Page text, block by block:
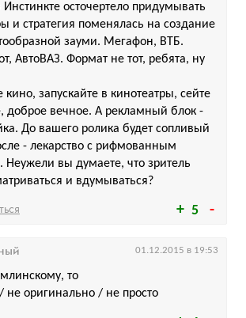
5
Инстинкте осточертело придумывать
и стратегия поменялась на создание
зауми. Мегафон, ВТБ.
АвтоВАЗ. Формат не тот, ребята, ну
запускайте в кинотеатры, сейте
доброе вечное. А рекламный блок -
До вашего ролика будет сопливый
- лекарство с рифмованным
Неужели вы думаете, что зритель
и вдумываться?
то
не оригинально / не просто
01.12.2015 в 19:53